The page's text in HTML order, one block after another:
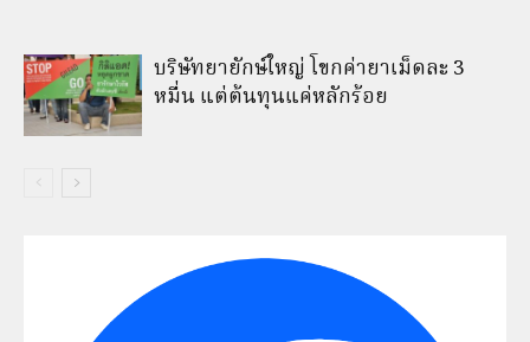
บริษัทยายักษ์ใหญ่ โขกค่ายาเม็ดละ 3
หมื่น แต่ต้นทุนแค่หลักร้อย